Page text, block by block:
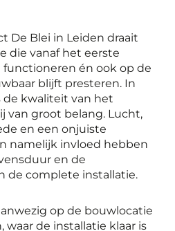
De Blei in Leiden draait
die vanaf het eerste
én ook op de
blijft presteren. In
kwaliteit van het
van groot belang. Lucht,
en een onjuiste
namelijk invloed hebben
en de
de complete installatie.
op de bouwlocatie
waar de installatie klaar is